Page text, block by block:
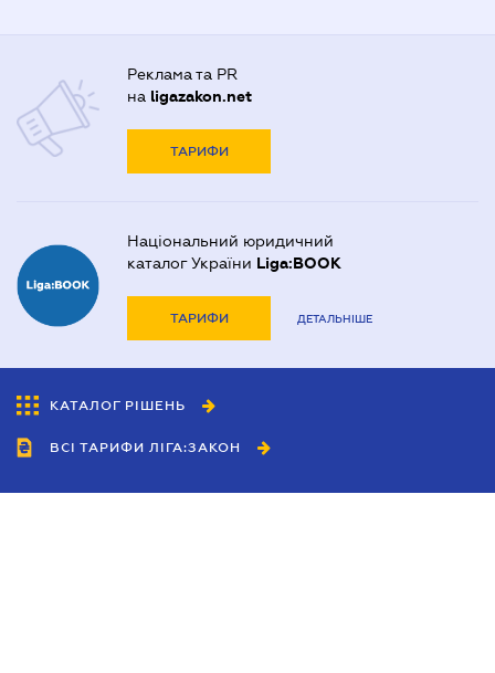
Реклама та PR
на ligazakon.net
ТАРИФИ
Національний юридичний
каталог України Liga:BOOK
ТАРИФИ ДЕТАЛЬНІШЕ
КАТАЛОГ РІШЕНЬ
ВСІ ТАРИФИ ЛІГА:ЗАКОН